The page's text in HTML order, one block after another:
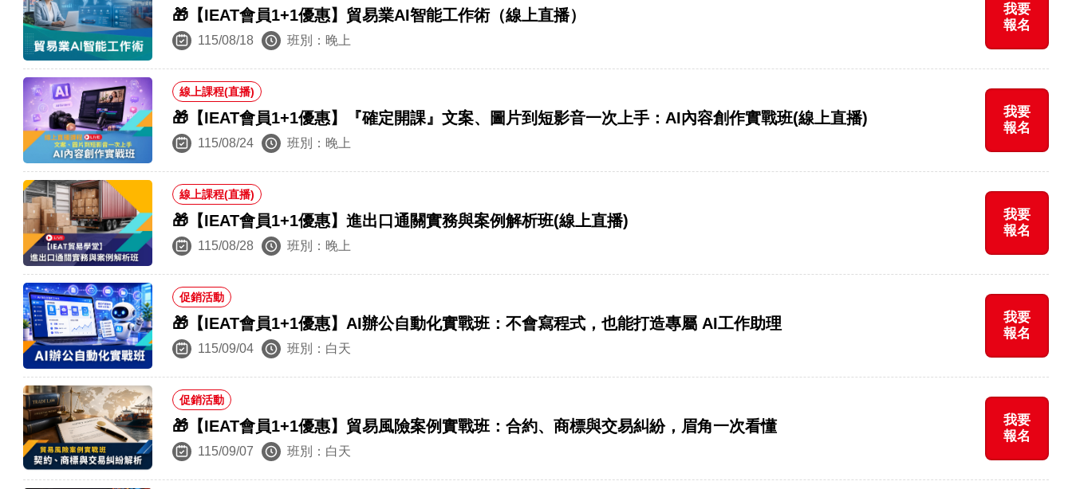
🎁【IEAT會員1+1優惠】貿易業AI智能工作術（線上直播）
115/08/18 班別：晚上
我要
報名
線上課程(直播)
🎁【IEAT會員1+1優惠】『確定開課』文案、圖片到短影音一次上手：AI內容創作實戰班(線上直播)
115/08/24 班別：晚上
我要
報名
線上課程(直播)
🎁【IEAT會員1+1優惠】進出口通關實務與案例解析班(線上直播)
115/08/28 班別：晚上
我要
報名
促銷活動
🎁【IEAT會員1+1優惠】AI辦公自動化實戰班：不會寫程式，也能打造專屬 AI工作助理
115/09/04 班別：白天
我要
報名
促銷活動
🎁【IEAT會員1+1優惠】貿易風險案例實戰班：合約、商標與交易糾紛，眉角一次看懂
115/09/07 班別：白天
我要
報名